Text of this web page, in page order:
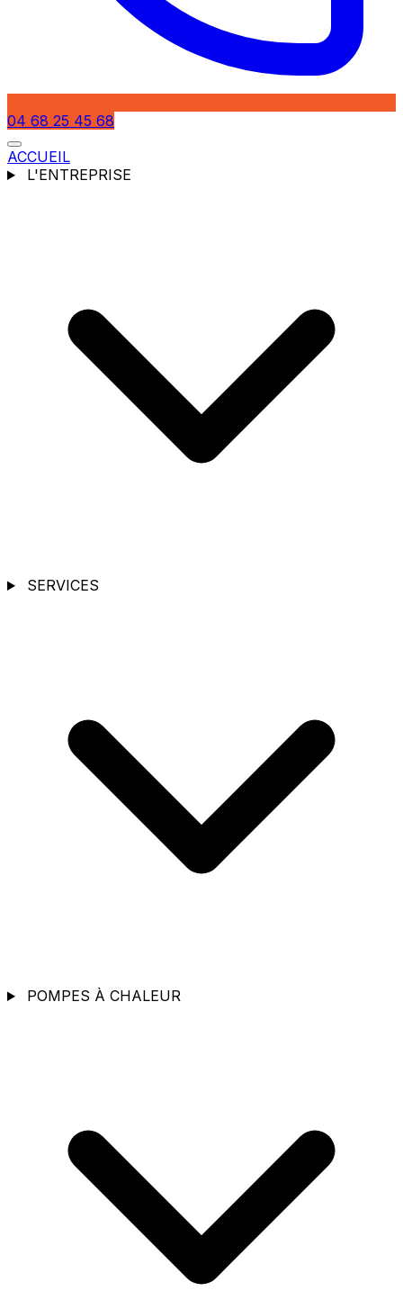
04 68 25 45 68
ACCUEIL
L'ENTREPRISE
SERVICES
POMPES À CHALEUR